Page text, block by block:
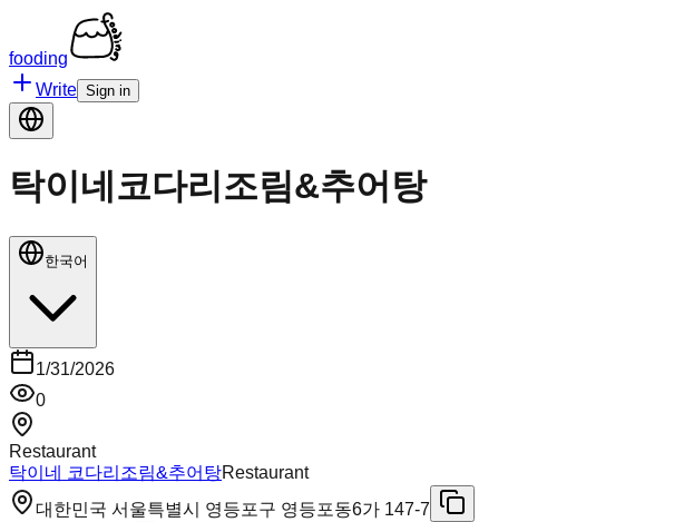
fooding
Write Sign in
탁이네코다리조림&추어탕
한국어
1/31/2026
0
Restaurant
탁이네 코다리조림&추어탕Restaurant
대한민국 서울특별시 영등포구 영등포동6가 147-7